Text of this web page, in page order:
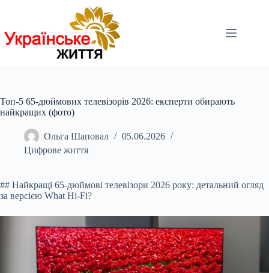
Топ-5 65-дюймових телевізорів 2026: експерти обирають
найкращих (фото)
Ольга Шаповал
05.06.2026
Цифрове життя
## Найкращі 65-дюймові телевізори 2026 року: детальний огляд
за версією What Hi-Fi?